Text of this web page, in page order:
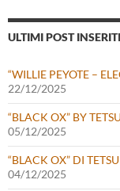
ULTIMI POST INSERITI
“WILLIE PEYOTE –
22/12/2025
“BLACK OX” BY
05/12/2025
“BLACK OX” DI
04/12/2025